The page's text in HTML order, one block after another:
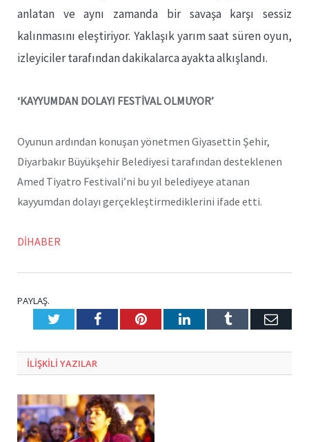
anlatan ve aynı zamanda bir savaşa karşı sessiz
kalınmasını eleştiriyor. Yaklaşık yarım saat süren oyun,
izleyiciler tarafından dakikalarca ayakta alkışlandı.
‘KAYYUMDAN DOLAYI FESTİVAL OLMUYOR’
Oyunun ardından konuşan yönetmen Giyasettin Şehir,
Diyarbakır Büyükşehir Belediyesi tarafından desteklenen
Amed Tiyatro Festivali’ni bu yıl belediyeye atanan
kayyumdan dolayı gerçekleştirmediklerini ifade etti.
DİHABER
PAYLAŞ.
TwitterFacebookPinterestLinkedInTumblr E-
ILIŞKILI YAZILAR